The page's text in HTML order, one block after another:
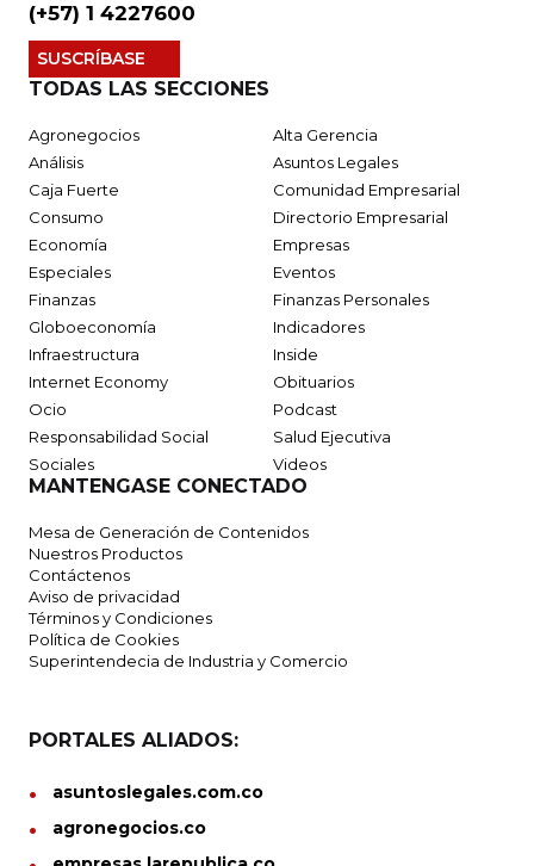
(+57) 1 4227600
SUSCRÍBASE
TODAS LAS SECCIONES
Agronegocios
Alta Gerencia
Análisis
Asuntos Legales
Caja Fuerte
Comunidad Empresarial
Consumo
Directorio Empresarial
Economía
Empresas
Especiales
Eventos
Finanzas
Finanzas Personales
Globoeconomía
Indicadores
Infraestructura
Inside
Internet Economy
Obituarios
Ocio
Podcast
Responsabilidad Social
Salud Ejecutiva
Sociales
Videos
MANTENGASE CONECTADO
Mesa de Generación de Contenidos
Nuestros Productos
Contáctenos
Aviso de privacidad
Términos y Condiciones
Política de Cookies
Superintendecia de Industria y Comercio
PORTALES ALIADOS:
asuntoslegales.com.co
agronegocios.co